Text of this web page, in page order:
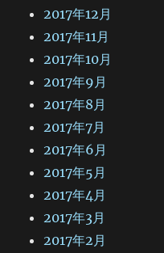
2017年12月
2017年11月
2017年10月
2017年9月
2017年8月
2017年7月
2017年6月
2017年5月
2017年4月
2017年3月
2017年2月